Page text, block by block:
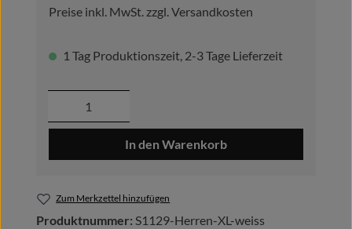
Preise inkl. MwSt. zzgl. Versandkosten
1 Tag Produktionszeit, 2-3 Tage Lieferzeit
Produkt Anzahl: Gib den gewünschten
In den Warenkorb
Zum Merkzettel hinzufügen
Produktnummer: S1129-Herren-XL-weiss